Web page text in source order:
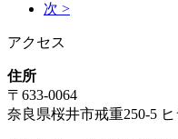
次 >
アクセス
住所
〒633-0064
奈良県桜井市戒重250-5